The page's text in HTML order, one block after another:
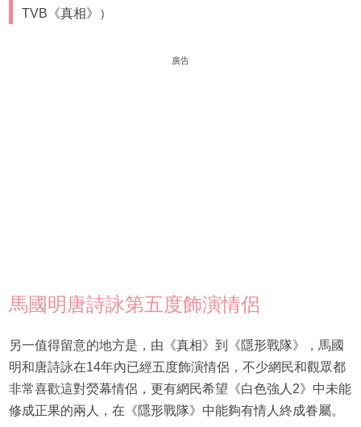
TVB《真相》）
廣告
馬國明唐詩詠第五度飾演情侶
另一值得留意的地方是，由《真相》到《隱形戰隊》，馬國
明和唐詩詠在14年內已經五度飾演情侶，不少網民和觀眾都
非常喜歡這對熒幕情侶，更有網民希望《白色強人2》中未能
修成正果的兩人，在《隱形戰隊》中能夠有情人終成眷屬。